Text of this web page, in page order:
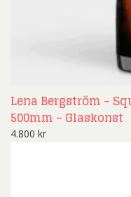
Lena Bergström –
500mm – Glaskonst
4.800 kr